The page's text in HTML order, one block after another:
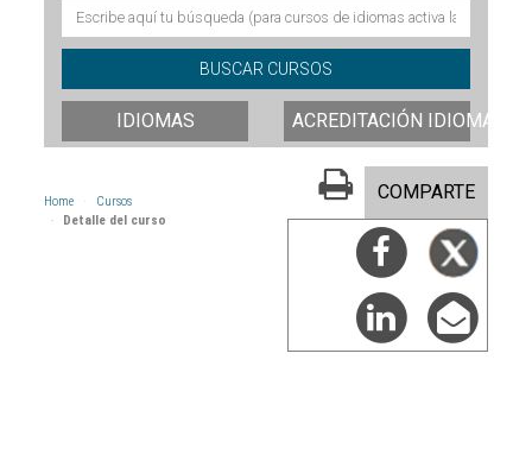
IDIOMAS ACREDITACIÓN IDIOMAS
Home
Cursos
Detalle del curso
COMPARTE